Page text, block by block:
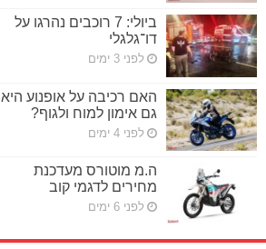
ביולי: 7 רוכבים נהרגו על
דו־גלגלי
לפני 3 ימים
האם רכיבה על אופנוע היא
גם אימון למוח ולגוף?
לפני 4 ימים
ה.מ מוטורס מעדכנת
מחירים לדגמי קוב
לפני 6 ימים